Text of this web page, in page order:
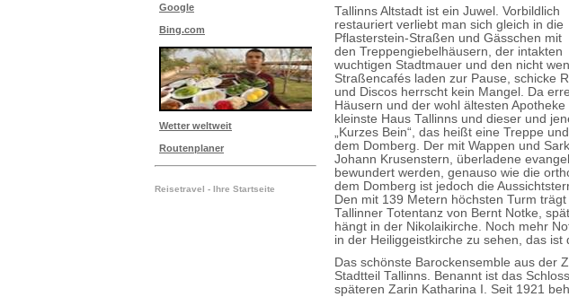
Tallinns Altstadt ist ein Juwel. Vorbildlich
restauriert verliebt man sich gleich in die
Pflasterstein-Straßen und Gässchen mit
den Treppengiebelhäusern, der intakten
wuchtigen Stadtmauer und den nicht
Straßencafés laden zur Pause, schicke
und Discos herrscht kein Mangel. Da
Häusern und der wohl ältesten
kleinste Haus Tallinns und dieser und
„Kurzes Bein“, das heißt eine Treppe
dem Domberg. Der mit Wappen und
Johann Krusenstern, überladene
bewundert werden, genauso wie die
dem Domberg ist jedoch die
Den mit 139 Metern höchsten Turm
Tallinner Totentanz von Bernt Notke,
hängt in der Nikolaikirche. Noch mehr
in der Heiliggeistkirche zu sehen, das
Das schönste Barockensemble aus der
Stadtteil Tallinns. Benannt ist das
späteren Zarin Katharina I. Seit 1921
Google
Bing.com
Wetter weltweit
Routenplaner
Reisetravel - Ihre Startseite